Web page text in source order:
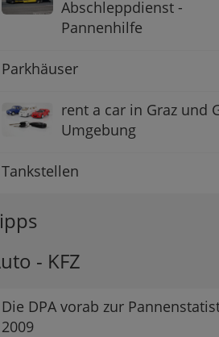
Abschleppdienst -
Pannenhilfe
Parkhäuser
rent a car in Graz und
Umgebung
Tankstellen
- KFZ
Die DPA vorab zur
2009